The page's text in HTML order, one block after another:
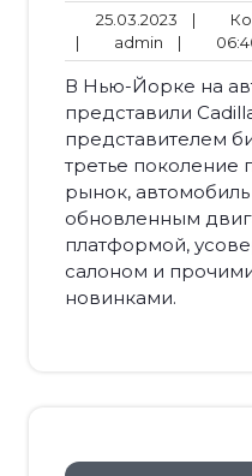
25.03.2023 |
| admin admin
|
В Нью-Йорке на
представили
представителем
третье поколение
рынок, автомобиль
обновленным
платформой,
салоном и
новинками.